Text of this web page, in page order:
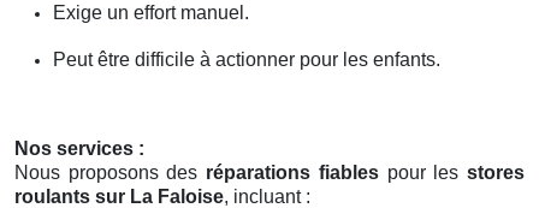
Exige un effort manuel.
Peut être difficile à actionner pour les enfants.
Nos services :
Nous proposons des réparations fiablespour lesstores
roulants sur La Faloise, incluant :